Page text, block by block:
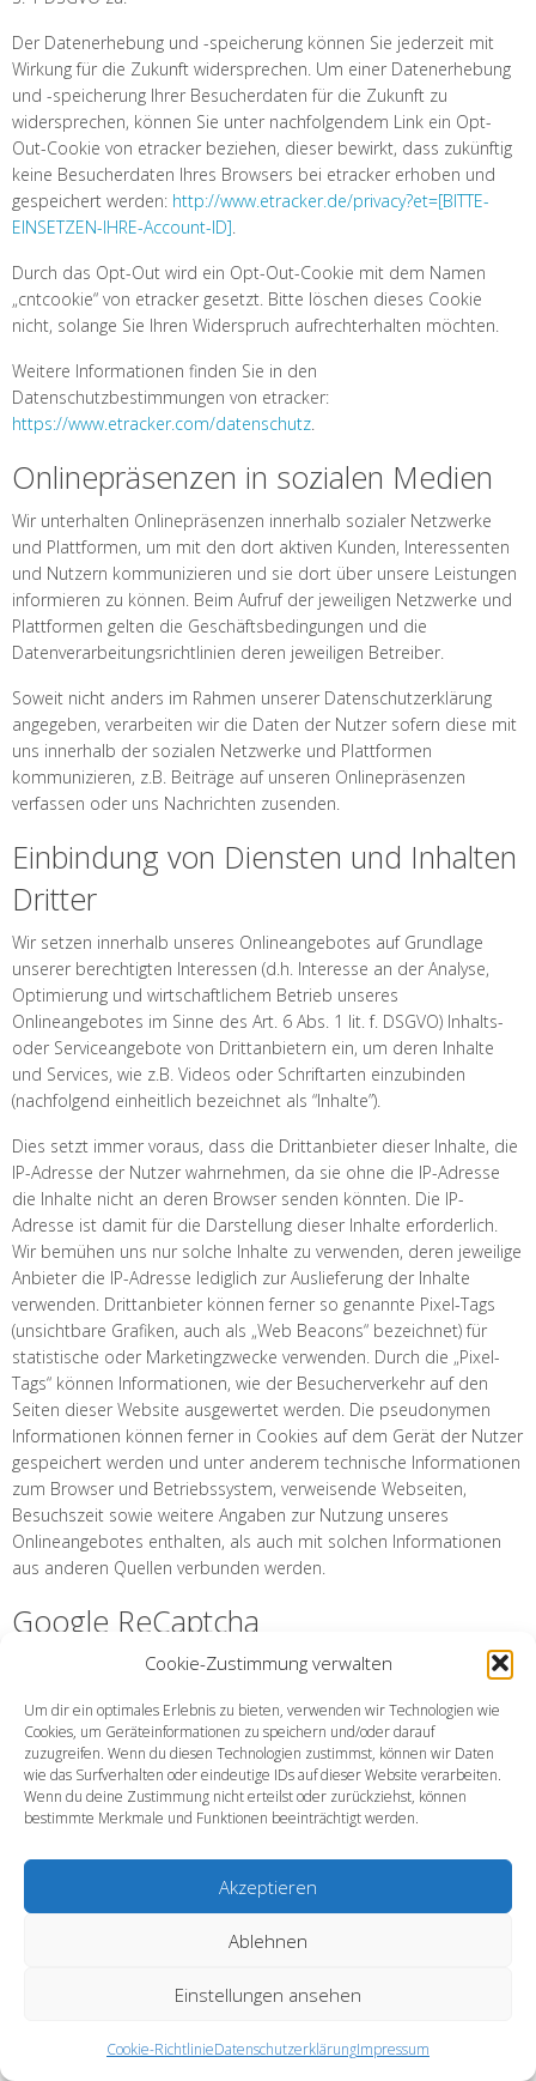
Cookie-Zustimmung verwalten
Um dir ein optimales Erlebnis zu bieten, verwenden wir Technologien wie
Cookies, um Geräteinformationen zu speichern und/oder darauf
zuzugreifen. Wenn du diesen Technologien zustimmst, können wir Daten
wie das Surfverhalten oder eindeutige IDs auf dieser Website verarbeiten.
Wenn du deine Zustimmung nicht erteilst oder zurückziehst, können
bestimmte Merkmale und Funktionen beeinträchtigt werden.
Akzeptieren
Ablehnen
Einstellungen ansehen
Cookie-RichtlinieDatenschutzerklärungImpressum
Der Datenerhebung und -speicherung können Sie jederzeit mit
Wirkung für die Zukunft widersprechen. Um einer Datenerhebung
und -speicherung Ihrer Besucherdaten für die Zukunft zu
widersprechen, können Sie unter nachfolgendem Link ein Opt-
Out-Cookie von etracker beziehen, dieser bewirkt, dass zukünftig
keine Besucherdaten Ihres Browsers bei etracker erhoben und
gespeichert werden: http://www.etracker.de/privacy?et=[BITTE-
EINSETZEN-IHRE-Account-ID].
Durch das Opt-Out wird ein Opt-Out-Cookie mit dem Namen
„cntcookie“ von etracker gesetzt. Bitte löschen dieses Cookie
nicht, solange Sie Ihren Widerspruch aufrechterhalten möchten.
Weitere Informationen finden Sie in den
Datenschutzbestimmungen von etracker:
https://www.etracker.com/datenschutz.
Onlinepräsenzen in sozialen Medien
Wir unterhalten Onlinepräsenzen innerhalb sozialer Netzwerke
und Plattformen, um mit den dort aktiven Kunden, Interessenten
und Nutzern kommunizieren und sie dort über unsere Leistungen
informieren zu können. Beim Aufruf der jeweiligen Netzwerke und
Plattformen gelten die Geschäftsbedingungen und die
Datenverarbeitungsrichtlinien deren jeweiligen Betreiber.
Soweit nicht anders im Rahmen unserer Datenschutzerklärung
angegeben, verarbeiten wir die Daten der Nutzer sofern diese mit
uns innerhalb der sozialen Netzwerke und Plattformen
kommunizieren, z.B. Beiträge auf unseren Onlinepräsenzen
verfassen oder uns Nachrichten zusenden.
Einbindung von Diensten und Inhalten
Dritter
Wir setzen innerhalb unseres Onlineangebotes auf Grundlage
unserer berechtigten Interessen (d.h. Interesse an der Analyse,
Optimierung und wirtschaftlichem Betrieb unseres
Onlineangebotes im Sinne des Art. 6 Abs. 1 lit. f. DSGVO) Inhalts-
oder Serviceangebote von Drittanbietern ein, um deren Inhalte
und Services, wie z.B. Videos oder Schriftarten einzubinden
(nachfolgend einheitlich bezeichnet als “Inhalte”).
Dies setzt immer voraus, dass die Drittanbieter dieser Inhalte, die
IP-Adresse der Nutzer wahrnehmen, da sie ohne die IP-Adresse
die Inhalte nicht an deren Browser senden könnten. Die IP-
Adresse ist damit für die Darstellung dieser Inhalte erforderlich.
Wir bemühen uns nur solche Inhalte zu verwenden, deren jeweilige
Anbieter die IP-Adresse lediglich zur Auslieferung der Inhalte
verwenden. Drittanbieter können ferner so genannte Pixel-Tags
(unsichtbare Grafiken, auch als „Web Beacons“ bezeichnet) für
statistische oder Marketingzwecke verwenden. Durch die „Pixel-
Tags“ können Informationen, wie der Besucherverkehr auf den
Seiten dieser Website ausgewertet werden. Die pseudonymen
Informationen können ferner in Cookies auf dem Gerät der Nutzer
gespeichert werden und unter anderem technische Informationen
zum Browser und Betriebssystem, verweisende Webseiten,
Besuchszeit sowie weitere Angaben zur Nutzung unseres
Onlineangebotes enthalten, als auch mit solchen Informationen
aus anderen Quellen verbunden werden.
Google ReCaptcha
Wir binden die Funktion zur Erkennung von Bots, z.B. bei Eingaben
Amphitheatre Parkway, Mountain View, CA 94043, USA, ein.
Datenschutzerklärung:https://www.google.com/policies/privacy/
Opt-Out:https://adssettings.google.com/authenticated.
Google Maps
Wir binden die Landkarten des Dienstes “Google Maps” des
Anbieters Google LLC, 1600 Amphitheatre Parkway, Mountain
View, CA 94043, USA, ein. Zu den verarbeiteten Daten können
insbesondere IP-Adressen und Standortdaten der Nutzer
Rahmen der Einstellungen ihrer Mobilgeräte vollzogen), erhoben
Datenschutzerklärung:https://www.google.com/policies/privacy/